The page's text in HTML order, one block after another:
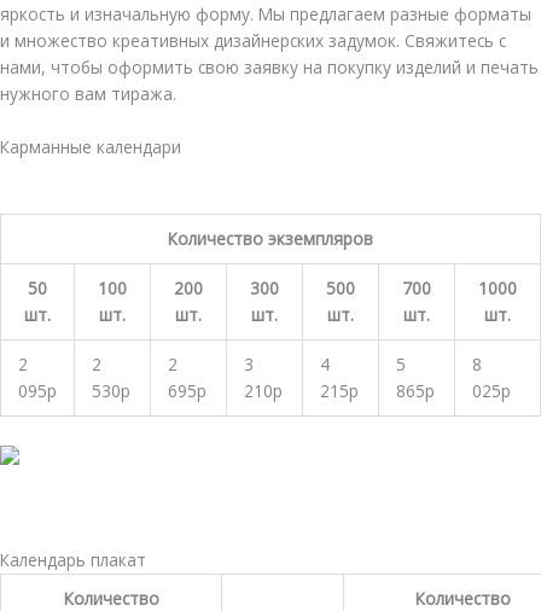
яркость и изначальную форму. Мы предлагаем разные форматы
и множество креативных дизайнерских задумок. Свяжитесь с
нами, чтобы оформить свою заявку на покупку изделий и печать
нужного вам тиража.
Карманные календари
Количество экземпляров
50
шт.
100
шт.
200
шт.
300
шт.
500
шт.
700
шт.
1000
шт.
2
095р
2
530р
2
695р
3
210р
4
215р
5
865р
8
025р
Календарь плакат
Количество
Количество